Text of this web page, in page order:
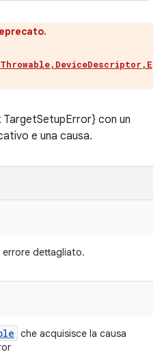
TargetSetupError} con un
e una causa.
errore dettagliato.
che acquisisce la causa